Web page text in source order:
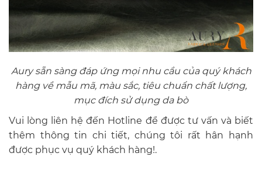
Aury sẵn sàng đáp ứng mọi nhu cầu của quý khách
hàng về mẫu mã, màu sắc, tiêu chuẩn chất lượng,
mục đích sử dụng da bò
Vui lòng liên hệ đến Hotline để được tư vấn và biết
thêm thông tin chi tiết, chúng tôi rất hân hạnh
được phục vụ quý khách hàng!.